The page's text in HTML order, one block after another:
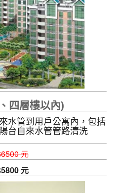
四層樓以內)
水管到用戶公寓內，包括
台自來水管管路清洗
元
元